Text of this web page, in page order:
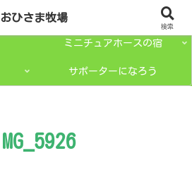
ミニチュアホースとは？
ミニチュアホースの宿
サポーターになろう
IMG_5926
おひさま牧場
検索